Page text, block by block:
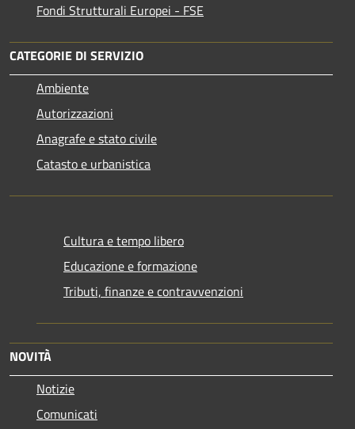
Fondi Strutturali Europei - FSE
CATEGORIE DI SERVIZIO
Ambiente
Autorizzazioni
Anagrafe e stato civile
Catasto e urbanistica
Cultura e tempo libero
Educazione e formazione
Tributi, finanze e contravvenzioni
NOVITÀ
Notizie
Comunicati